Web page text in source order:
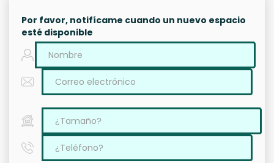
Por favor, notifícame cuando un nuevo espacio
esté disponible